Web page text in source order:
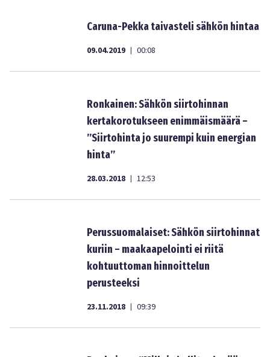
Caruna-Pekka taivasteli sähkön hintaa
09.04.2019 | 00:08
Ronkainen: Sähkön siirtohinnan
kertakorotukseen enimmäismäärä –
”Siirtohinta jo suurempi kuin energian
hinta”
28.03.2018 | 12:53
Perussuomalaiset: Sähkön siirtohinnat
kuriin – maakaapelointi ei riitä
kohtuuttoman hinnoittelun
perusteeksi
23.11.2018 | 09:39